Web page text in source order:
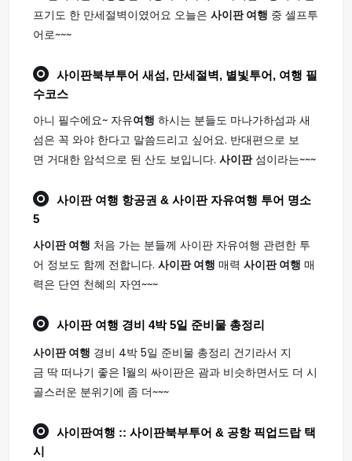
프기도 한 만세절벽이였어요 오늘은 사이판 여행 중 셀프투
어로~~~
사이판북부투어 새섬, 만세절벽, 별빛투어, 여행 필
수코스
아니 필수에요~ 자유여행 하시는 분들도 마나가하섬과 새
섬은 꼭 와야 한다고 말씀드리고 싶어요. 반대편으로 보
면 거대한 암석으로 된 산도 보입니다. 사이판섬이라는~~~
사이판 여행 항공권 & 사이판 자유여행 투어 명소
5
사이판 여행 처음 가는 분들께 사이판 자유여행 관련한 투
어 정보도 함께 전합니다. 사이판 여행 매력 사이판 여행 매
력은 단연 천혜의 자연~~~
사이판 여행 경비 4박 5일 준비물 총정리
사이판 여행 경비 4박 5일 준비물 총정리 건기라서 지
금 딱 떠나기 좋은 1월의 싸이판은 괌과 비슷하면서도 더 시
골스러운 분위기에 좀 더~~~
사이판여행 :: 사이판북부투어 & 공항 픽업드랍 택
시